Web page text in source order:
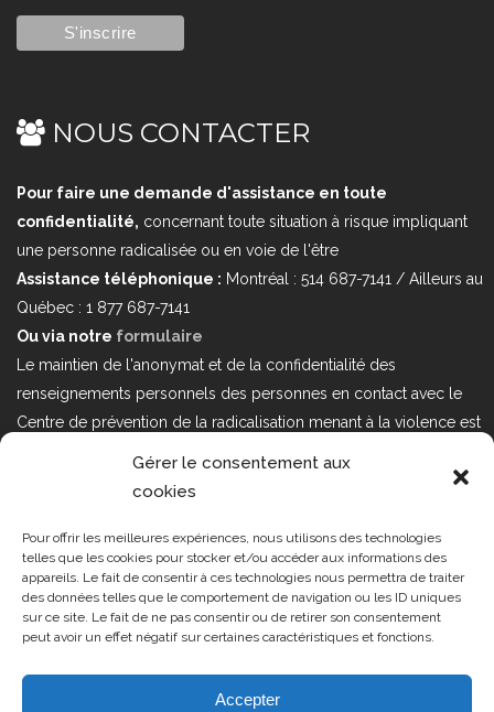
Gérer le consentement aux
cookies
Pour offrir les meilleures expériences, nous utilisons des technologies
telles que les cookies pour stocker et/ou accéder aux informations des
appareils. Le fait de consentir à ces technologies nous permettra de traiter
des données telles que le comportement de navigation ou les ID uniques
sur ce site. Le fait de ne pas consentir ou de retirer son consentement
peut avoir un effet négatif sur certaines caractéristiques et fonctions.
Accepter
NOUS CONTACTER
Pour faire une demande d'assistance en toute
confidentialité, concernant toute situation à risque impliquant
une personne radicalisée ou en voie de l'être
Assistance téléphonique : Montréal : 514 687-7141 / Ailleurs au
Québec : 1 877 687-7141
Ou via notre formulaire
Le maintien de l'anonymat et de la confidentialité des
renseignements personnels des personnes en contact avec le
Centre de prévention de la radicalisation menant à la violence est
d'enjeux sur la Loi 25 portant sur la protection des renseignements
nous à l'adresse courriel suivant : loi25@cprmv.org Pour en savoir
plus, consultez notrepolitique de confidentialité.
Tous droits réservés @2019
| Centre de prévention de la